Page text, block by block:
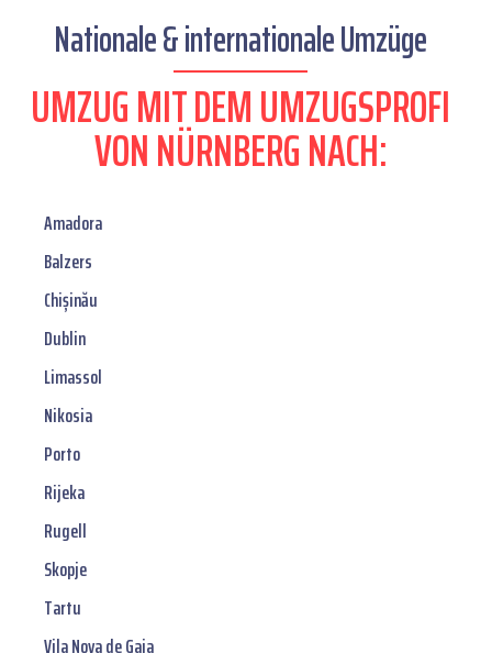
Nationale & internationale Umzüge
UMZUG MIT DEM UMZUGSPROFI
VON NÜRNBERG NACH:
Amadora
Balzers
Chișinău
Dublin
Limassol
Nikosia
Porto
Rijeka
Rugell
Skopje
Tartu